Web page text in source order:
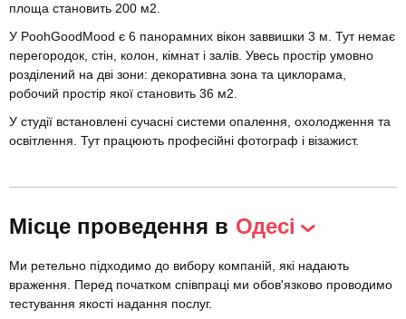
площа становить 200 м2.
У PoohGoodMood є 6 панорамних вікон заввишки 3 м. Тут немає
перегородок, стін, колон, кімнат і залів. Увесь простір умовно
розділений на дві зони: декоративна зона та циклорама,
робочий простір якої становить 36 м2.
У студії встановлені сучасні системи опалення, охолодження та
освітлення. Тут працюють професійні фотограф і візажист.
Місце проведення в Одесі
Ми ретельно підходимо до вибору компаній, які надають
враження. Перед початком співпраці ми обов'язково проводимо
тестування якості надання послуг.